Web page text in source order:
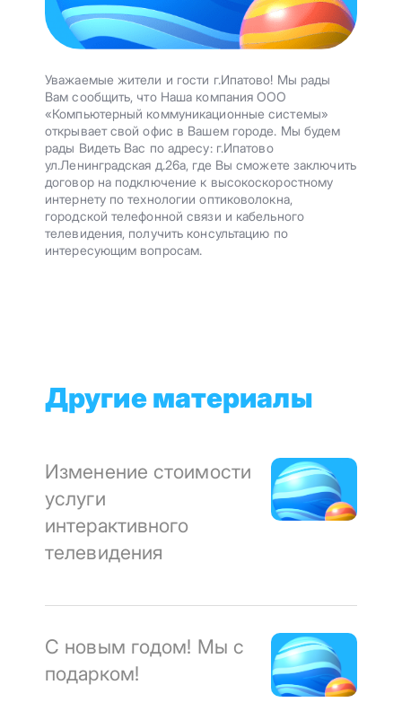
Уважаемые жители и гости г.Ипатово! Мы рады
Вам сообщить, что Наша компания ООО
«Компьютерный коммуникационные системы»
открывает свой офис в Вашем городе. Мы будем
рады Видеть Вас по адресу: г.Ипатово
ул.Ленинградская д.26а, где Вы сможете заключить
договор на подключение к высокоскоростному
интернету по технологии оптиковолокна,
городской телефонной связи и кабельного
телевидения, получить консультацию по
интересующим вопросам.
Другие материалы
Изменение стоимости
услуги
интерактивного
телевидения
С новым годом! Мы с
подарком!